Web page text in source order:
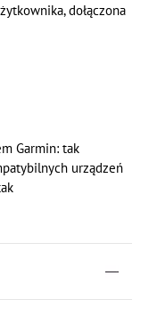
dołączona
Garmin: tak
urządzeń